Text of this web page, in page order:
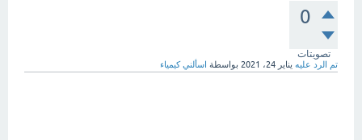
0
تصويتات
تم الرد عليه يناير 24، 2021 بواسطة اسألني كيمياء